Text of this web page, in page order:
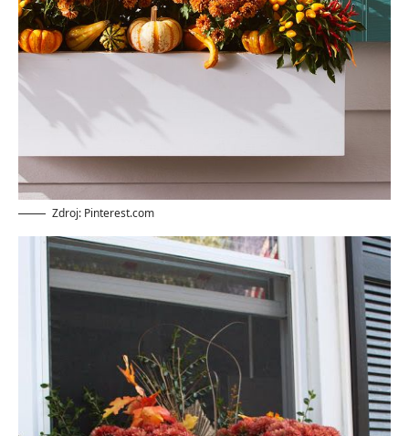
Zdroj: Pinterest.com